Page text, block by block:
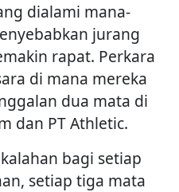
dialami mana-
jurang
rapat. Perkara
di mana mereka
dua mata di
dan PT Athletic.
bagi setiap
setiap tiga mata